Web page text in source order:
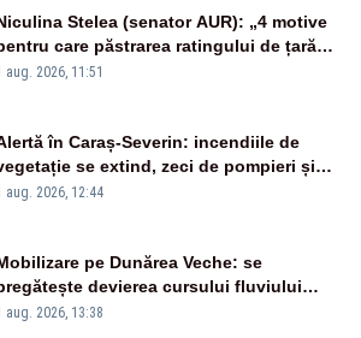
Stelea (senator AUR): „4 motive
care păstrarea ratingului de țară
este o reușită pentru Guvernul
aug. 2026, 11:51
în Caraș-Severin: incendiile de
se extind, zeci de pompieri și
se luptă cu flăcările - VIDEO
aug. 2026, 12:44
pe Dunărea Veche: se
devierea cursului fluviului
Cernavodă – VIDEO
aug. 2026, 13:38